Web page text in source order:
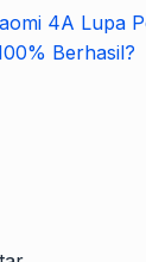
4A Lupa
Berhasil?